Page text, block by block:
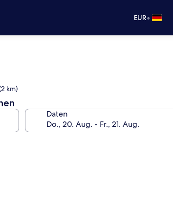
EUR•
km)
Daten